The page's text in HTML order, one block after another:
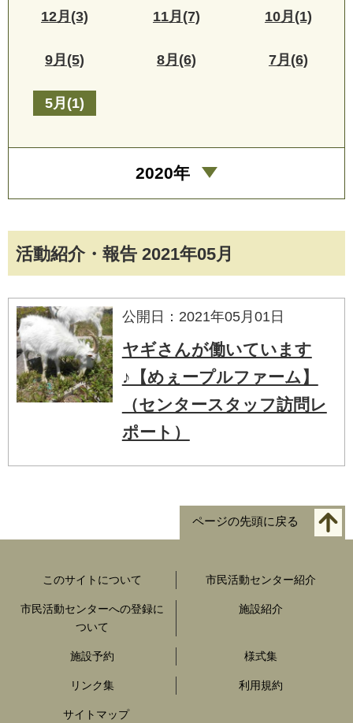
活動紹介・報告 2021年05月
公開日：2021年05月01日
ヤギさんが働いています
♪【めぇープルファーム】
（センタースタッフ訪問レ
ポート）
12月(3) 11月(7) 10月(1)
9月(5) 8月(6) 7月(6)
5月(1)
2020年
ページの先頭に戻る
このサイトについて 市民活動センター紹介
市民活動センターへの登録に
ついて
施設紹介
施設予約 様式集
リンク集 利用規約
サイトマップ